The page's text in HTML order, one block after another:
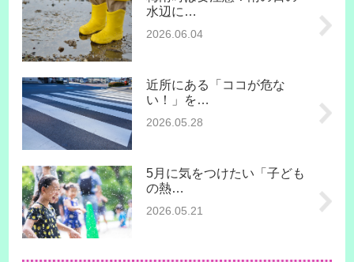
水辺に…
2026.06.04
近所にある「ココが危な
い！」を…
2026.05.28
5月に気をつけたい「子ども
の熱…
2026.05.21